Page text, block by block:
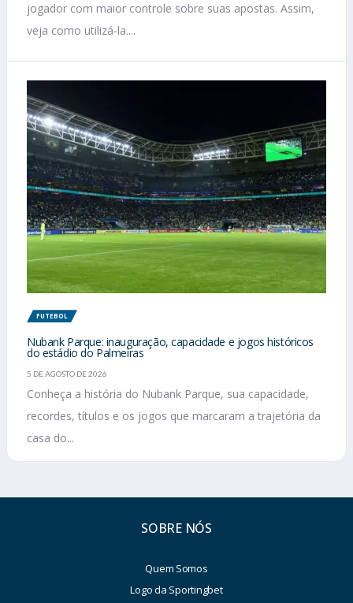
jogador com maior controle sobre suas apostas. Assim,
veja como utilizá-la....
FUTEBOL
Nubank Parque: inauguração, capacidade e jogos históricos
do estádio do Palmeiras
5 DE AGOSTO DE 2026
Conheça a história do Nubank Parque, sua capacidade,
recordes, títulos e os jogos que marcaram a trajetória da
casa do...
SOBRE NÓS
Quem Somos
Logo da Sportingbet